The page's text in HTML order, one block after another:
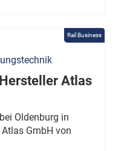
Rail Business
Atlas
Oldenburg in
GmbH von